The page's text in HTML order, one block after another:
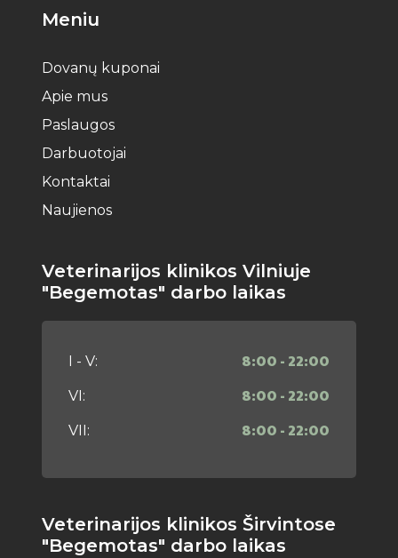
Meniu
Dovanų kuponai
Apie mus
Paslaugos
Darbuotojai
Kontaktai
Naujienos
Veterinarijos klinikos Vilniuje
"Begemotas" darbo laikas
I - V: 8:00 - 22:00
VI: 8:00 - 22:00
VII: 8:00 - 22:00
Veterinarijos klinikos Širvintose
"Begemotas" darbo laikas